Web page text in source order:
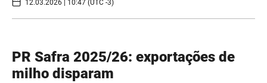
12.03.2026 | 10:47 (UTC -3)
PR Safra 2025/26: exportações de
milho disparam